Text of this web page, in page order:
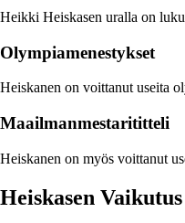
Heikki Heiskasen uralla on
Olympiamenestykset
Heiskanen on voittanut useita
Maailmanmestarititteli
Heiskanen on myös voittanut
Heiskasen Vaikutus